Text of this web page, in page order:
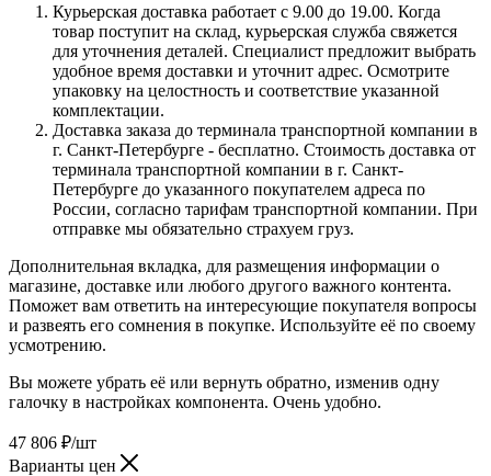
Курьерская доставка работает с 9.00 до 19.00. Когда
товар поступит на склад, курьерская служба свяжется
для уточнения деталей. Специалист предложит выбрать
удобное время доставки и уточнит адрес. Осмотрите
упаковку на целостность и соответствие указанной
комплектации.
Доставка заказа до терминала транспортной компании в
г. Санкт-Петербурге - бесплатно. Стоимость доставка от
терминала транспортной компании в г. Санкт-
Петербурге до указанного покупателем адреса по
России, согласно тарифам транспортной компании. При
отправке мы обязательно страхуем груз.
Дополнительная вкладка, для размещения информации о
магазине, доставке или любого другого важного контента.
Поможет вам ответить на интересующие покупателя вопросы
и развеять его сомнения в покупке. Используйте её по своему
усмотрению.
Вы можете убрать её или вернуть обратно, изменив одну
галочку в настройках компонента. Очень удобно.
47 806 ₽/шт
Варианты цен